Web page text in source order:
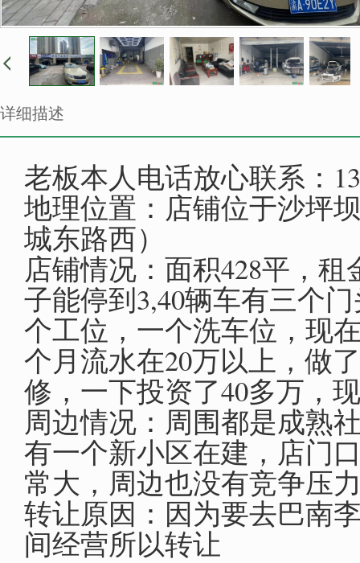
详细描述
老板本人电话放心联系：
地理位置：店铺位于沙坪
城东路西）
店铺情况：面积428平，
子能停到3,40辆车有三个
个工位，一个洗车位，现
个月流水在20万以上，做
修，一下投资了40多万，
周边情况：周围都是成熟
有一个新小区在建，店门
常大，周边也没有竞争压
转让原因：因为要去巴南
间经营所以转让